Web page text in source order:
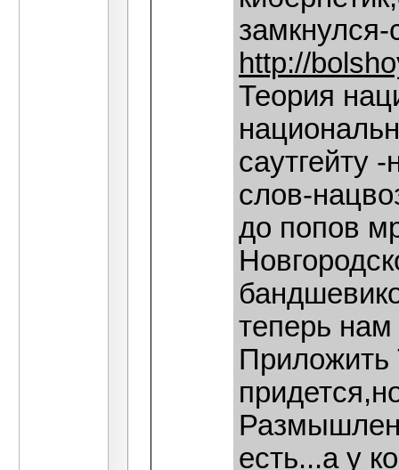
http://
Теория
саутгейту
слов-
до попов
теперь
Приложить
есть...а у